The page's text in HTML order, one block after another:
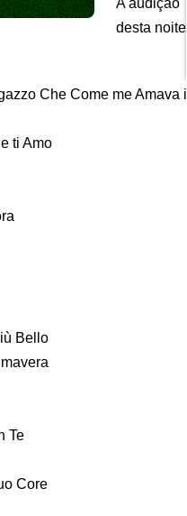
desta noite
Che Come me Amava i
ti Amo
Bello
Te
Core